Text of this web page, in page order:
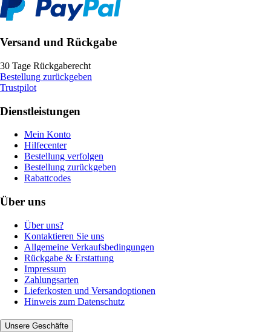
Versand und Rückgabe
30 Tage Rückgaberecht
Bestellung zurückgeben
Trustpilot
Dienstleistungen
Mein Konto
Hilfecenter
Bestellung verfolgen
Bestellung zurückgeben
Rabattcodes
Über uns
Über uns?
Kontaktieren Sie uns
Allgemeine Verkaufsbedingungen
Rückgabe & Erstattung
Impressum
Zahlungsarten
Lieferkosten und Versandoptionen
Hinweis zum Datenschutz
Unsere Geschäfte